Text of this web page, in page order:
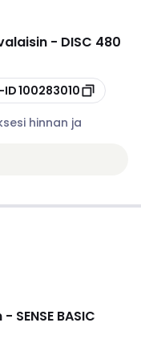
- DISC 480
ID100283010
hinnan ja
BASIC